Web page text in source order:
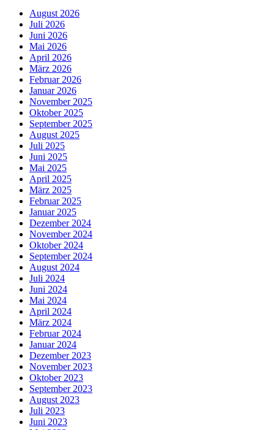
August 2026
Juli 2026
Juni 2026
Mai 2026
April 2026
März 2026
Februar 2026
Januar 2026
November 2025
Oktober 2025
September 2025
August 2025
Juli 2025
Juni 2025
Mai 2025
April 2025
März 2025
Februar 2025
Januar 2025
Dezember 2024
November 2024
Oktober 2024
September 2024
August 2024
Juli 2024
Juni 2024
Mai 2024
April 2024
März 2024
Februar 2024
Januar 2024
Dezember 2023
November 2023
Oktober 2023
September 2023
August 2023
Juli 2023
Juni 2023